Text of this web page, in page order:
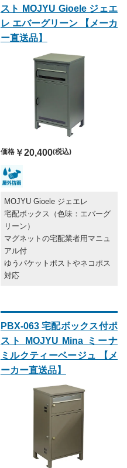
スト MOJYU Gioele ジェエ
レ エバーグリーン 【メーカ
ー直送品】
価格￥20,400(税込)
MOJYU Gioele ジェエレ
宅配ボックス（色味：エバーグ
リーン）
マグネットの宅配業者用マニュ
アル付
ゆうパケットポストやネコポス
対応
PBX-063 宅配ボックス付ポ
スト MOJYU Mina ミーナ
ミルクティーベージュ 【メ
ーカー直送品】